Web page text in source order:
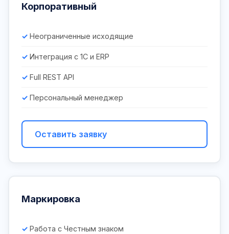
Корпоративный
Неограниченные исходящие
Интеграция с 1С и ERP
Full REST API
Персональный менеджер
Оставить заявку
Маркировка
Работа с Честным знаком